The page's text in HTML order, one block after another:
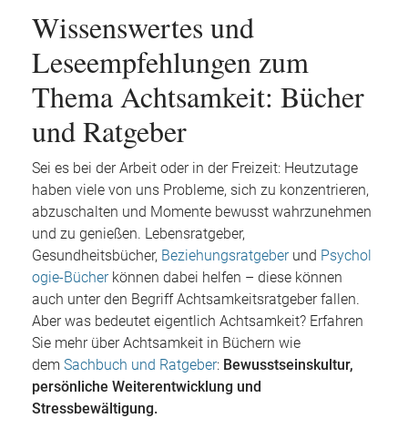
Wissenswertes und
Leseempfehlungen zum
Thema Achtsamkeit: Bücher
und Ratgeber
Sei es bei der Arbeit oder in der Freizeit: Heutzutage
haben viele von uns Probleme, sich zu konzentrieren,
abzuschalten und Momente bewusst wahrzunehmen
und zu genießen. Lebensratgeber,
Gesundheitsbücher, Beziehungsratgeber und Psychol
ogie-Bücherkönnen dabei helfen – diese können
auch unter den Begriff Achtsamkeitsratgeber fallen.
Aber was bedeutet eigentlich Achtsamkeit? Erfahren
Sie mehr über Achtsamkeit in Büchern wie
dem Sachbuch und Ratgeber: Bewusstseinskultur,
persönliche Weiterentwicklung und
Stressbewältigung.